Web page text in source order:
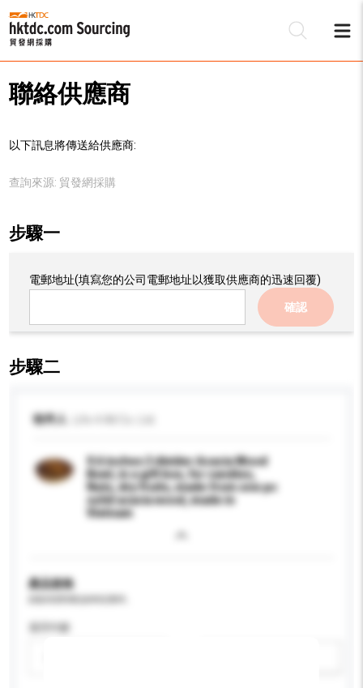
聯絡供應商
以下訊息將傳送給供應商:
查詢來源: 貿發網採購
步驟一
電郵地址(填寫您的公司電郵地址以獲取供應商的迅速回覆)
確認
步驟二
收件人
9.6 inches 3 divider Acacia Wood
Bowl, in a gift box, for candies,
Nuts, dry fruits, made from one pc
solid acacia wood, made in
Vietnam
產品規格
適用年齡